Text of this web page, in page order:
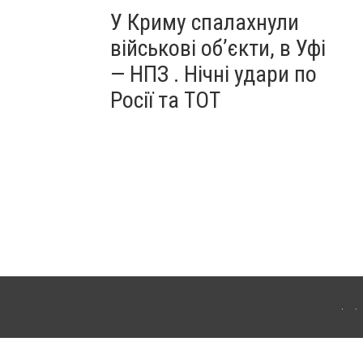
У Криму спалахнули
військові об’єкти, в Уфі
— НПЗ . Нічні удари по
Росії та ТОТ